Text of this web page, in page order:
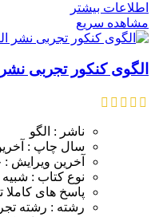
اطلاعات بیشتر
مشاهده سریع
الگوی کنکور تجربی
ناشر : الگو
سال چاپ :
آخرین ویرایش
نوع کتاب :
پاسخ های
رشته : رشته